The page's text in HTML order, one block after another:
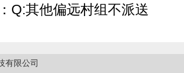
Q:其他偏远村组不派送
有限公司